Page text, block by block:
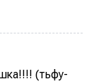
(тьфу-